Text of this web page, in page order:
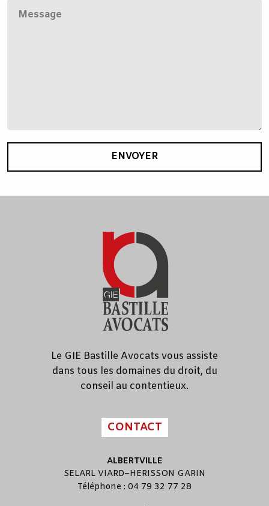
ENVOYER
Le GIE Bastille Avocats vous assiste
dans tous les domaines du droit, du
conseil au contentieux.
CONTACT
ALBERTVILLE
SELARL VIARD–HERISSON GARIN
Téléphone : 04 79 32 77 28